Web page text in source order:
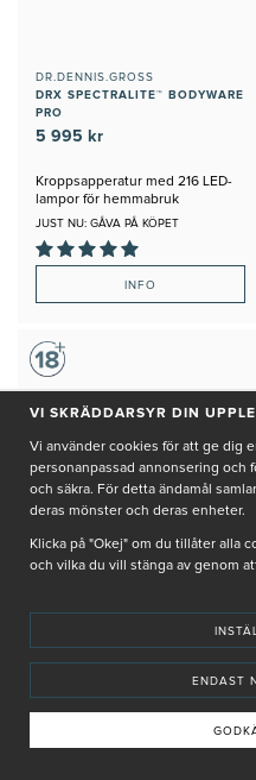
DR.DENNIS.GROSS
DRX SPECTRALITE™ BODYWARE
PRO
5 995 kr
Kroppsapperatur med 216 LED-
lampor för hemmabruk
JUST NU: GÅVA PÅ KÖPET
INFO
BODY OIL
795 kr
VI SKRÄDDARSYR DIN
Vi använder cookies för att ge dig
personanpassad annonsering och
och säkra. För detta ändamål
deras mönster och deras enheter.
Klicka på "Okej" om du tillåter alla
och vilka du vill stänga av genom
ENDAST